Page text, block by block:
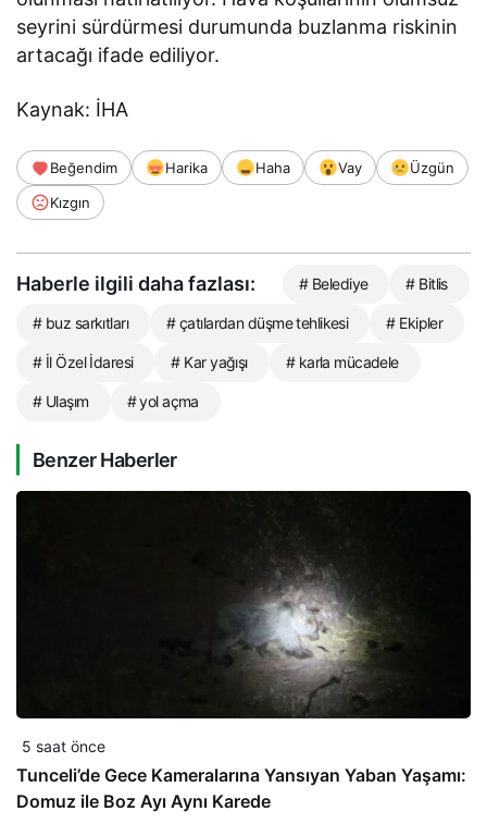
seyrini sürdürmesi durumunda buzlanma riskinin
artacağı ifade ediliyor.
Kaynak: İHA
Beğendim Harika Haha Vay
Üzgün
Kızgın
Haberle ilgili daha fazlası: # Belediye # Bitlis
# buz sarkıtları # çatılardan düşme tehlikesi # Ekipler
# İl Özel İdaresi # Kar yağışı # karla mücadele
# Ulaşım # yol açma
Benzer Haberler
5 saat önce
Tunceli’de Gece Kameralarına Yansıyan Yaban Yaşamı:
Domuz ile Boz Ayı Aynı Karede